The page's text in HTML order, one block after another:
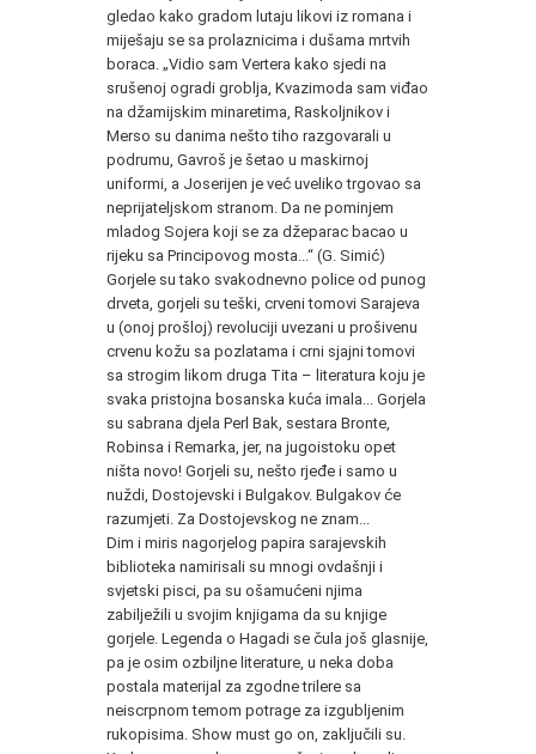
gledao kako gradom lutaju likovi iz romana i
miješaju se sa prolaznicima i dušama mrtvih
boraca. „Vidio sam Vertera kako sjedi na
srušenoj ogradi groblja, Kvazimoda sam viđao
na džamijskim minaretima, Raskoljnikov i
Merso su danima nešto tiho razgovarali u
podrumu, Gavroš je šetao u maskirnoj
uniformi, a Joserijen je već uveliko trgovao sa
neprijateljskom stranom. Da ne pominjem
mladog Sojera koji se za džeparac bacao u
rijeku sa Principovog mosta...“ (G. Simić)
Gorjele su tako svakodnevno police od punog
drveta, gorjeli su teški, crveni tomovi Sarajeva
u (onoj prošloj) revoluciji uvezani u prošivenu
crvenu kožu sa pozlatama i crni sjajni tomovi
sa strogim likom druga Tita – literatura koju je
svaka pristojna bosanska kuća imala... Gorjela
su sabrana djela Perl Bak, sestara Bronte,
Robinsa i Remarka, jer, na jugoistoku opet
ništa novo! Gorjeli su, nešto rjeđe i samo u
nuždi, Dostojevski i Bulgakov. Bulgakov će
razumjeti. Za Dostojevskog ne znam...
Dim i miris nagorjelog papira sarajevskih
biblioteka namirisali su mnogi ovdašnji i
svjetski pisci, pa su ošamućeni njima
zabilježili u svojim knjigama da su knjige
gorjele. Legenda o Hagadi se čula još glasnije,
pa je osim ozbiljne literature, u neka doba
postala materijal za zgodne trilere sa
neiscrpnom temom potrage za izgubljenim
rukopisima. Show must go on, zaključili su.